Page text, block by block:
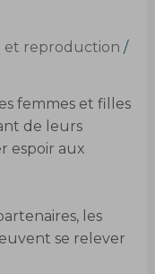
et reproduction /
femmes et filles
de leurs
espoir aux
les
se relever